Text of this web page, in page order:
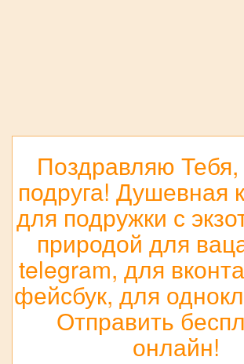
Поздравляю
подруга! Душевная
для подружки с
природой для
telegram, для
фейсбук, для
Отправить
онлайн!